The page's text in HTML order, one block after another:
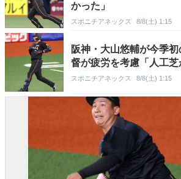
かった」
スポニチアネックス 8/8(土) 1:15
阪神・大山悠輔が今季
督が疲労を考慮「人工芝
スポニチアネックス 8/8(土) 1:15